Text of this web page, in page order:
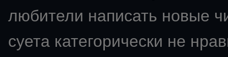
любители написать новые
суета категорически не